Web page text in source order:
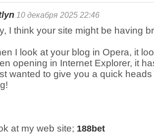
10 декабря 2025 22:46
I think your site might be having
I look at your blog in Opera, it
opening in Internet Explorer, it
wanted to give you a quick
at my web site; 188bet